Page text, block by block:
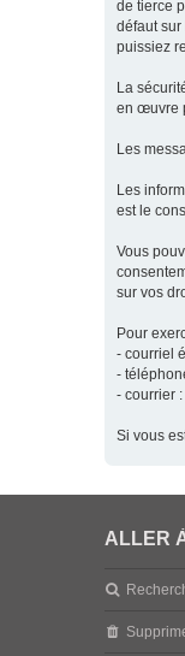
de tierce
défaut
puissiez
La
en œuvre
Les
Les
est le
Vous
sur vos
Pour
- courriel
-
- courrier
Si vous
ALLER